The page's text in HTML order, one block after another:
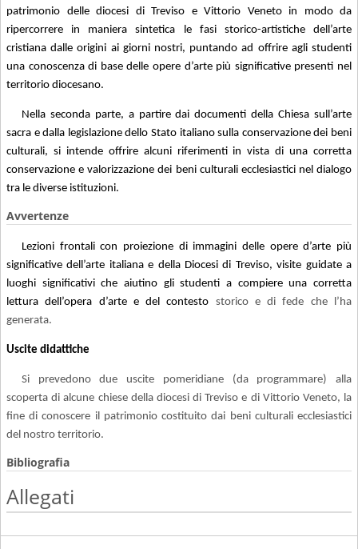
patrimonio delle diocesi di Treviso e Vittorio Veneto in modo da
ripercorrere in maniera sintetica le fasi storico-artistiche dell’arte
cristiana dalle origini ai giorni nostri, puntando ad offrire agli studenti
una conoscenza di base delle opere d’arte più significative presenti nel
territorio diocesano.
Nella seconda parte, a partire dai documenti della Chiesa sull’arte
sacra e dalla legislazione dello Stato italiano sulla conservazione dei beni
culturali, si intende offrire alcuni riferimenti in vista di una corretta
conservazione e valorizzazione dei beni culturali ecclesiastici nel dialogo
tra le diverse istituzioni.
Avvertenze
Lezioni frontali con proiezione di immagini delle opere d’arte più
significative dell’arte italiana e della Diocesi di Treviso, visite guidate a
luoghi significativi che aiutino gli studenti a compiere una corretta
lettura dell’opera d’arte e del contesto storico e di fede che l’ha
generata.
Uscite didattiche
Si prevedono due uscite pomeridiane (da programmare) alla
scoperta di alcune chiese della diocesi di Treviso e di Vittorio Veneto, la
fine di conoscere il patrimonio costituito dai beni culturali ecclesiastici
del nostro territorio.
Bibliografia
Allegati